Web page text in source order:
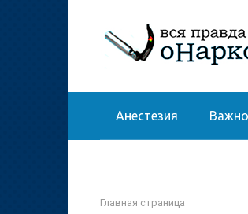
Анестезия
Главная страница